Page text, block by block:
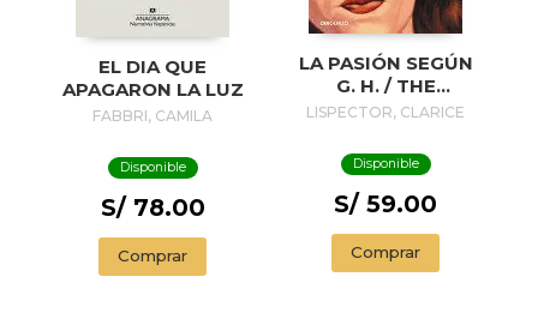
EL DIA QUE
APAGARON LA LUZ
FABBRI, CAMILA
Disponible
S/ 78.00
Comprar
LA PASIÓN SEGÚN
G. H. / THE
PASSION
H.
LISPECTOR, CLARICE
Disponible
S/ 59.00
Comprar